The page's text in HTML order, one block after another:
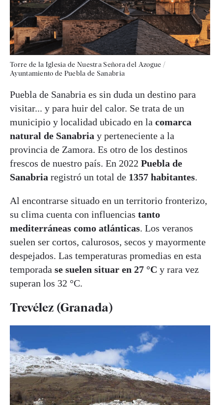
Torre de la Iglesia de Nuestra Señora del Azogue /
Ayuntamiento de Puebla de Sanabria
Puebla de Sanabria es sin duda un destino para
visitar... y para huir del calor. Se trata de un
municipio y localidad ubicado en la comarca
natural de Sanabria y perteneciente a la
provincia de Zamora. Es otro de los destinos
frescos de nuestro país. En 2022 Puebla de
Sanabria registró un total de 1357 habitantes.
Al encontrarse situado en un territorio fronterizo,
su clima cuenta con influencias tanto
mediterráneas como atlánticas. Los veranos
suelen ser cortos, calurosos, secos y mayormente
despejados. Las temperaturas promedias en esta
temporada se suelen situar en 27 °C y rara vez
superan los 32 °C.
Trevélez (Granada)